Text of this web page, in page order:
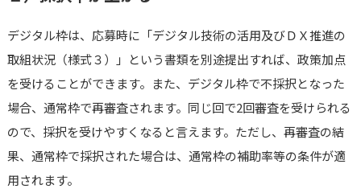
デジタル枠は、応募時に「デジタル技術の活用及びＤＸ推進の
取組状況（様式３）」という書類を別途提出すれば、政策加点
を受けることができます。また、デジタル枠で不採択となった
場合、通常枠で再審査されます。同じ回で2回審査を受けられる
ので、採択を受けやすくなると言えます。ただし、再審査の結
果、通常枠で採択された場合は、通常枠の補助率等の条件が適
用されます。